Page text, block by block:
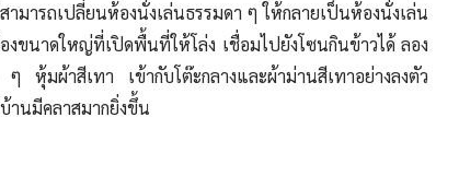
ามารถเปลี่ยนห้องนั่งเล่นธรรมดา ๆ ให้กลายเป็นห้องนั่งเล่น
ขนาดใหญ่ที่เปิดพื้นที่ให้โล่ง เชื่อมไปยังโซนกินข้าวได้ ลอง
หุ้มผ้าสีเทา เข้ากับโต๊ะกลางและผ้าม่านสีเทาอย่างลงตัว
านมีคลาสมากยิ่งขึ้น